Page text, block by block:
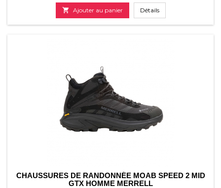
 Ajouter au panier Détails
CHAUSSURES DE RANDONNÉE MOAB SPEED 2 MID
GTX HOMME MERRELL